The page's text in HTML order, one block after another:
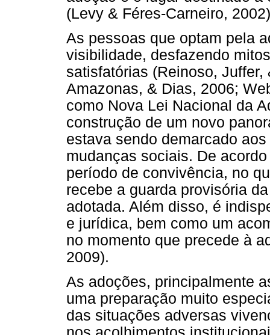
(Levy & Féres-Carneiro,
As pessoas que optam pela
visibilidade, desfazendo
satisfatórias (Reinoso,
Amazonas, & Dias, 2006;
como Nova Lei Nacional da
construção de um novo
estava sendo demarcado
mudanças sociais. De
período de convivência, no
recebe a guarda provisória
adotada. Além disso, é
e jurídica, bem como um
no momento que precede à
2009).
As adoções, principalmente
uma preparação muito
das situações adversas